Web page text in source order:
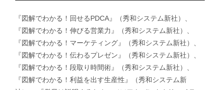
『図解でわかる！回せるPDCA』（秀和システム新社）、
『図解でわかる！伸びる営業力』（秀和システム新社）、
『図解でわかる！マーケティング』（秀和システム新社）、
『図解でわかる！伝わるプレゼン』（秀和システム新社）、
『図解でわかる！段取り時間術』（秀和システム新社）、
『図解でわかる！利益を出す生産性』（秀和システム新